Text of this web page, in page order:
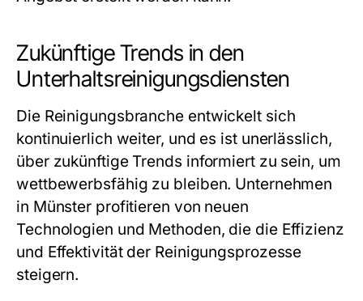
Zukünftige Trends in den
Unterhaltsreinigungsdiensten
Die Reinigungsbranche entwickelt sich
kontinuierlich weiter, und es ist unerlässlich,
über zukünftige Trends informiert zu sein, um
wettbewerbsfähig zu bleiben. Unternehmen
in Münster profitieren von neuen
Technologien und Methoden, die die Effizienz
und Effektivität der Reinigungsprozesse
steigern.